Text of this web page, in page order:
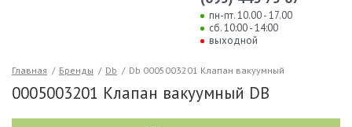
пн-пт. 10.00 - 17.00
сб. 10:00 - 14:00
выходной
Главная / Бренды / Db / Db 0005003201 Клапан вакуумный
0005003201 Клапан вакуумный DB